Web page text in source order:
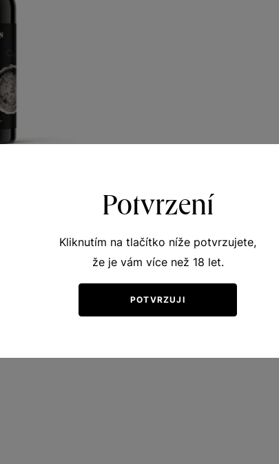
Potvrzení
Kliknutím na tlačítko níže potvrzujete,
že je vám více než 18 let.
POTVRZUJI